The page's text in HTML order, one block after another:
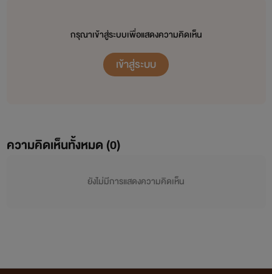
กรุณาเข้าสู่ระบบเพื่อแสดงความคิดเห็น
เข้าสู่ระบบ
ความคิดเห็นทั้งหมด (0)
ยังไม่มีการแสดงความคิดเห็น